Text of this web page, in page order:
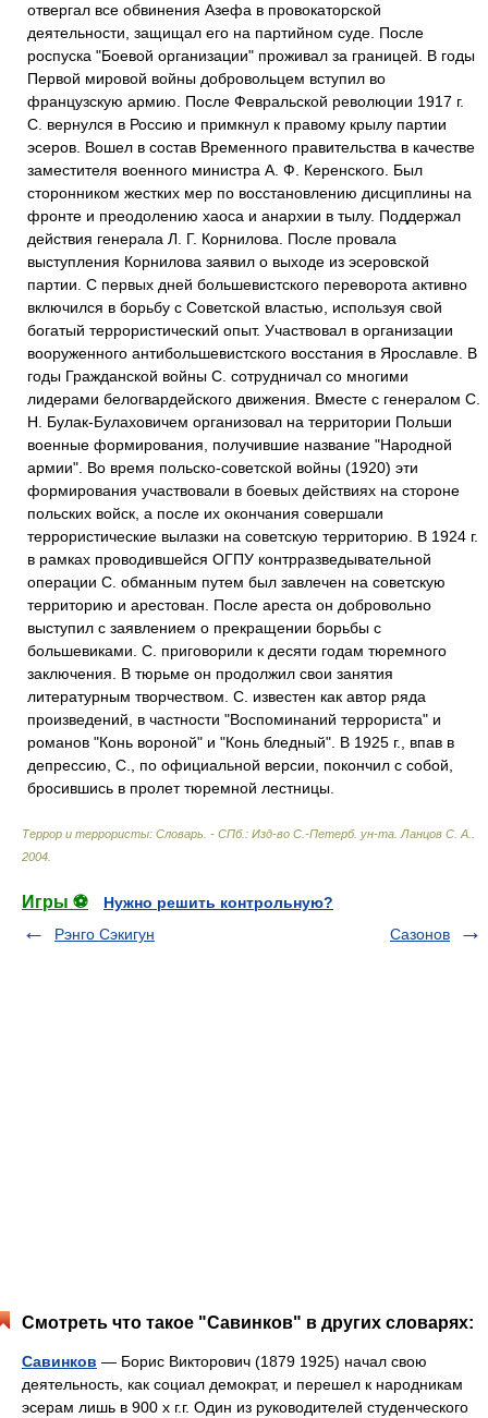
отвергал все обвинения Азефа в провокаторской
деятельности, защищал его на партийном суде. После
роспуска "Боевой организации" проживал за границей. В годы
Первой мировой войны добровольцем вступил во
французскую армию. После Февральской революции 1917 г.
С. вернулся в Россию и примкнул к правому крылу партии
эсеров. Вошел в состав Временного правительства в качестве
заместителя военного министра А. Ф. Керенского. Был
сторонником жестких мер по восстановлению дисциплины на
фронте и преодолению хаоса и анархии в тылу. Поддержал
действия генерала Л. Г. Корнилова. После провала
выступления Корнилова заявил о выходе из эсеровской
партии. С первых дней большевистского переворота активно
включился в борьбу с Советской властью, используя свой
богатый террористический опыт. Участвовал в организации
вооруженного антибольшевистского восстания в Ярославле. В
годы Гражданской войны С. сотрудничал со многими
лидерами белогвардейского движения. Вместе с генералом С.
Н. Булак-Булаховичем организовал на территории Польши
военные формирования, получившие название "Народной
армии". Во время польско-советской войны (1920) эти
формирования участвовали в боевых действиях на стороне
польских войск, а после их окончания совершали
террористические вылазки на советскую территорию. В 1924 г.
в рамках проводившейся ОГПУ контрразведывательной
операции С. обманным путем был завлечен на советскую
территорию и арестован. После ареста он добровольно
выступил с заявлением о прекращении борьбы с
большевиками. С. приговорили к десяти годам тюремного
заключения. В тюрьме он продолжил свои занятия
литературным творчеством. С. известен как автор ряда
произведений, в частности "Воспоминаний террориста" и
романов "Конь вороной" и "Конь бледный". В 1925 г., впав в
депрессию, С., по официальной версии, покончил с собой,
бросившись в пролет тюремной лестницы.
Террор и террористы: Словарь. - СПб.: Изд-во С.-Петерб. ун-та Ланцов С. А.
2004
Игры ⚽
Нужно решить контрольную?
Рэнго Сэкигун
Сазонов
Смотреть что такое "Савинков" в других словарях:
Савинков — Борис Викторович (1879 1925) начал свою
деятельность, как социал демократ, и перешел к народникам
эсерам лишь в 900 х г.г. Один из руководителей студенческого